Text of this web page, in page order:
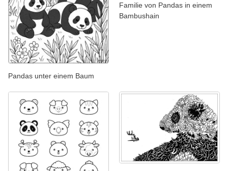
Pandas unter einem Baum
Familie von Pandas in einem
Bambushain